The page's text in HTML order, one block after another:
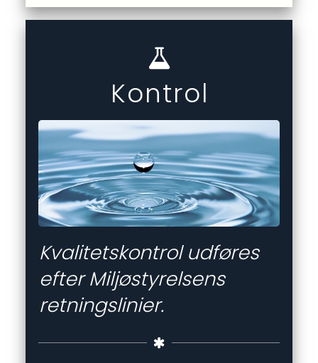
Kontrol
Kvalitetskontrol udføres
efter Miljøstyrelsens
retningslinier.